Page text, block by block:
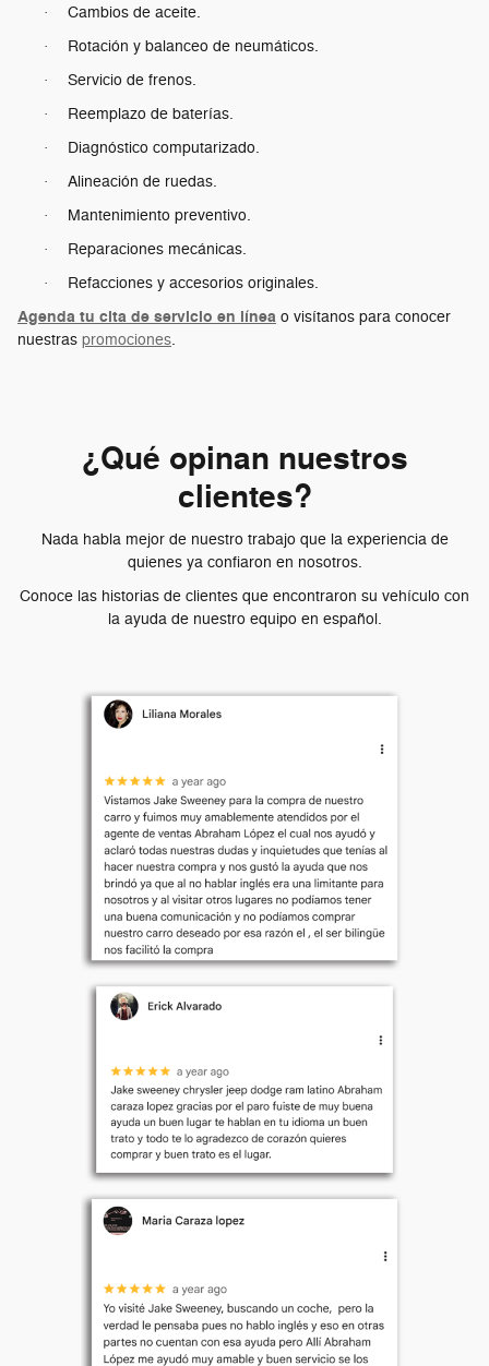
· Cambios de aceite.
· Rotación y balanceo de neumáticos.
· Servicio de frenos.
· Reemplazo de baterías.
· Diagnóstico computarizado.
· Alineación de ruedas.
· Mantenimiento preventivo.
· Reparaciones mecánicas.
· Refacciones y accesorios originales.
Agenda tu cita de servicio en línea o visítanos para conocer
nuestras promociones.
¿Qué opinan nuestros
clientes?
Nada habla mejor de nuestro trabajo que la experiencia de
quienes ya confiaron en nosotros.
Conoce las historias de clientes que encontraron su vehículo con
la ayuda de nuestro equipo en español.